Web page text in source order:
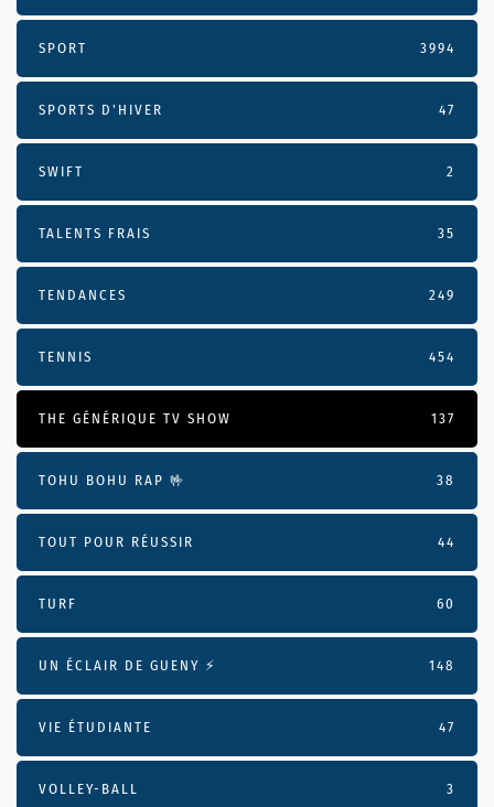
SPORT 3994
SPORTS D'HIVER 47
SWIFT 2
TALENTS FRAIS 35
TENDANCES 249
TENNIS 454
THE GÉNÉRIQUE TV SHOW 137
TOHU BOHU RAP 🤟 38
TOUT POUR RÉUSSIR 44
TURF 60
UN ÉCLAIR DE GUENY ⚡️ 148
VIE ÉTUDIANTE 47
VOLLEY-BALL 3